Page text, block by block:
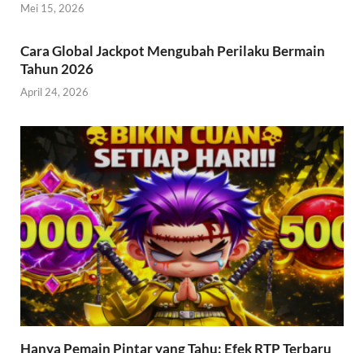
Mei 15, 2026
Cara Global Jackpot Mengubah Perilaku Bermain
Tahun 2026
April 24, 2026
Hanya Pemain Pintar yang Tahu: Efek RTP Terbaru